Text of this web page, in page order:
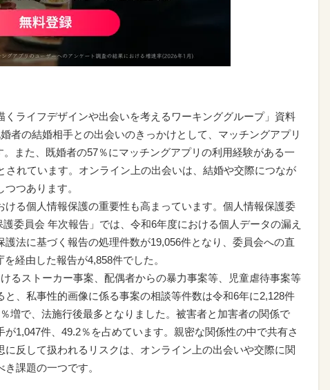
くライフデザインや出会いを考えるワーキンググループ」資料
者の結婚相手との出会いのきっかけとして、マッチングアプリ
また、既婚者の57％にマッチングアプリの利用経験がある一
されています。オンライン上の出会いは、結婚や交際につなが
つあります。
ける個人情報保護の重要性も高まっています。個人情報保護委
委員会 年次報告」では、令和6年度における個人データの漏え
護法に基づく報告の処理件数が19,056件となり、委員会への直
経由した報告が4,858件でした。
るストーカー事案、配偶者からの暴力事案等、児童虐待事案等
、私事性的画像に係る事案の相談等件数は令和6年に2,128件
増で、法施行後最多となりました。被害者と加害者の関係で
1,047件、49.2％を占めています。親密な関係性の中で共有さ
に反して扱われるリスクは、オンライン上の出会いや交際に関
課題の一つです。